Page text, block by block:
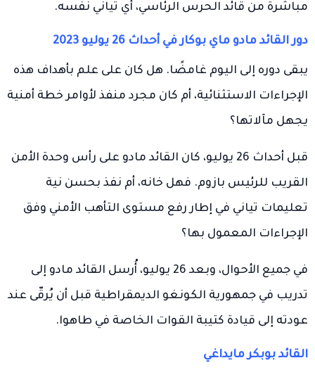
مباشرة من قائد الحرس الرئاسي، أي تياني نفسه.
دور القائد مادو ماي بوكار في أحداث 26 يوليو 2023
يبقى دوره إلى اليوم غامضًا. هل كان على علم بأهداف هذه
الإجراءات الاستثنائية، أم كان مجرد منفذ لأوامر خطة أمنية
يجهل مآلاتها؟
قبل أحداث 26 يوليو، كان القائد مادو على رأس وحدة الأمن
القريب للرئيس بازوم. فهل خانه، أم نفذ بحسن نية
تعليمات تياني في إطار رفع مستوى التأهب الأمني وفق
الإجراءات المعمول بها؟
في جميع الأحوال، وبعد 26 يوليو، أُرسل القائد مادو إلى
تدريب في جمهورية الكونغو الديمقراطية قبل أن يُرقّى عند
عودته إلى قيادة كتيبة القوات الخاصة في طاهوا.
القائد بوبكر مايداغي